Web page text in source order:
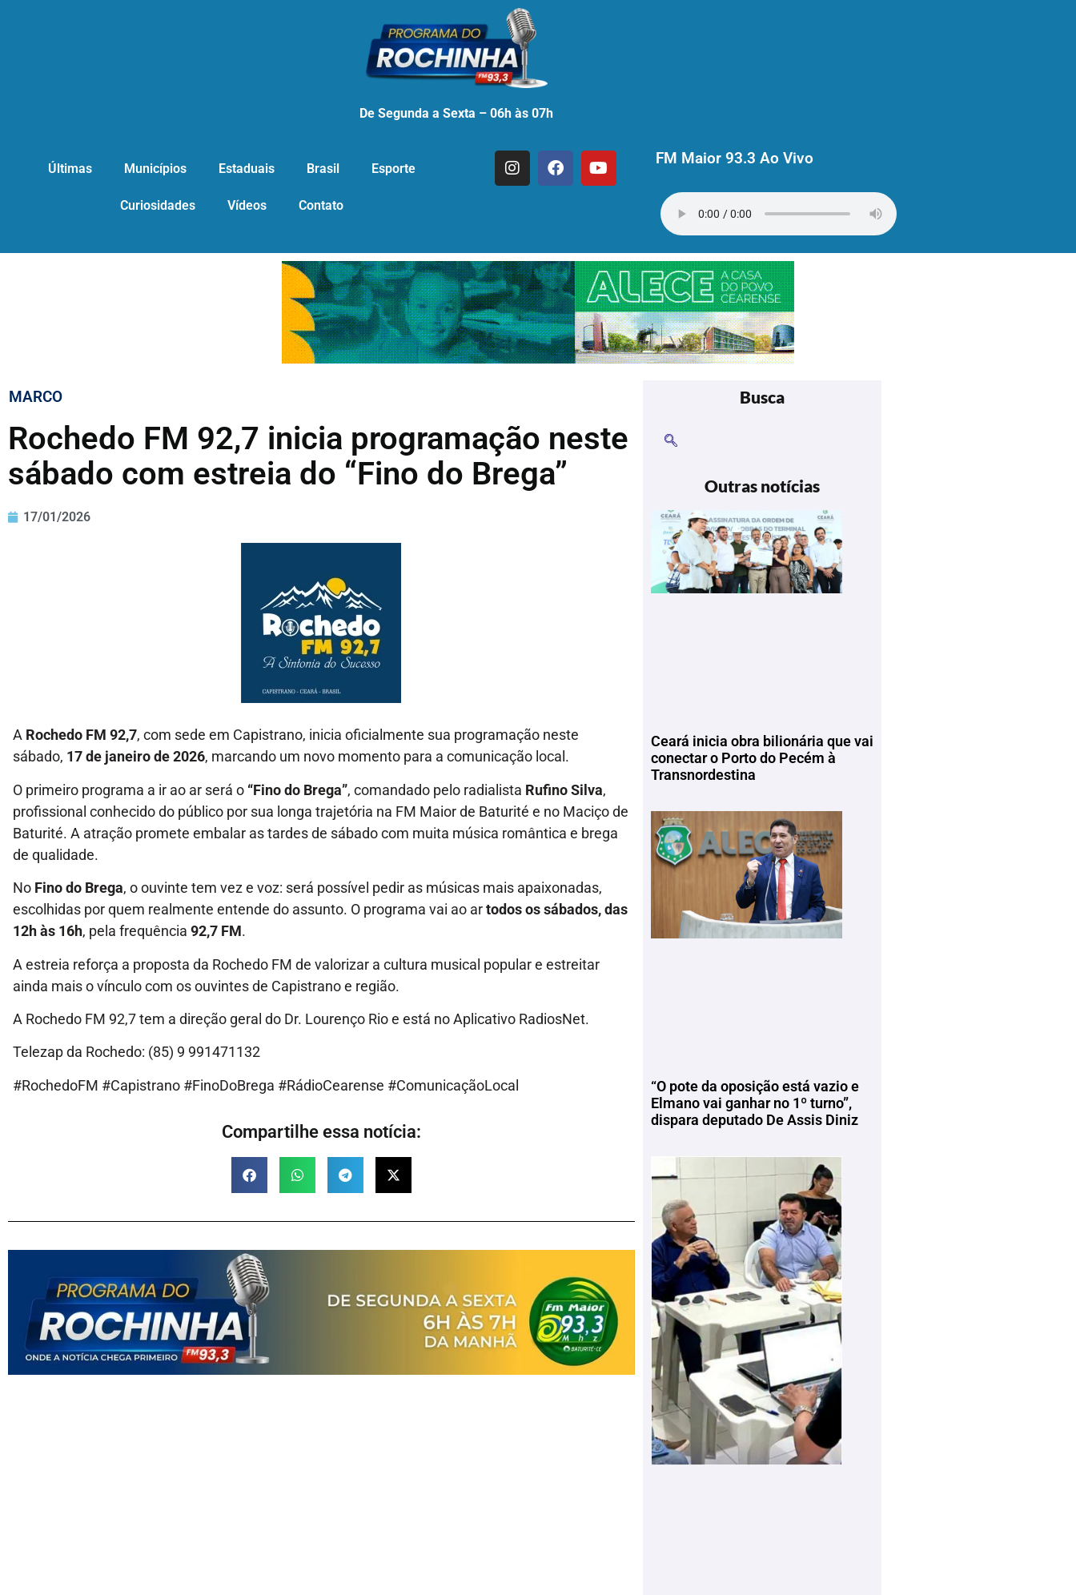
De Segunda a Sexta – 06h às 07h
Últimas Municípios Estaduais Brasil Esporte
Curiosidades Vídeos Contato
FM Maior 93.3 Ao Vivo
MARCO
Rochedo FM 92,7 inicia programação neste
sábado com estreia do “Fino do Brega”
17/01/2026
A Rochedo FM 92,7, com sede em Capistrano, inicia oficialmente sua programação neste
sábado, 17 de janeiro de 2026, marcando um novo momento para a comunicação local.
O primeiro programa a ir ao ar será o “Fino do Brega”, comandado pelo radialista Rufino Silva,
profissional conhecido do público por sua longa trajetória na FM Maior de Baturité e no Maciço de
Baturité. A atração promete embalar as tardes de sábado com muita música romântica e brega
de qualidade.
No Fino do Brega, o ouvinte tem vez e voz: será possível pedir as músicas mais apaixonadas,
escolhidas por quem realmente entende do assunto. O programa vai ao artodos os sábados, das
12h às 16h, pela frequência 92,7 FM.
A estreia reforça a proposta da Rochedo FM de valorizar a cultura musical popular e estreitar
ainda mais o vínculo com os ouvintes de Capistrano e região.
A Rochedo FM 92,7 tem a direção geral do Dr. Lourenço Rio e está no Aplicativo RadiosNet.
Telezap da Rochedo: (85) 9 991471132
#RochedoFM #Capistrano #FinoDoBrega #RádioCearense #ComunicaçãoLocal
Compartilhe essa notícia:
Busca
Outras notícias
Ceará inicia obra bilionária que vai
conectar o Porto do Pecém à
Transnordestina
“O pote da oposição está vazio e
Elmano vai ganhar no 1º turno”,
dispara deputado De Assis Diniz